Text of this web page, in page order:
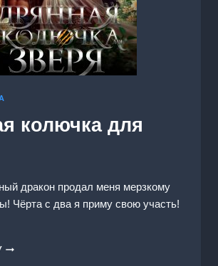
колючка для
дракон продал меня мерзкому
Чёрта с два я приму свою участь!
ДРЯННАЯ